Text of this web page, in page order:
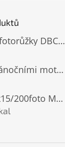
Fotoalbum na fotorůžky DBCL-30 Homage 2
je 5 z 5 hvězdiček.
Samolepky s vánočními motivy 8 x 14,5 cm 10724
je 4 z 5 hvězdiček.
Fotoalbum 10x15/200foto MM-46200 Natur 2
je 5 z 5 hvězdiček.